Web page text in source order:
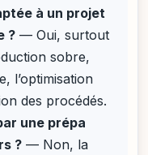
à un projet
? — Oui, surtout
sobre,
l’optimisation
des procédés.
une prépa
? — Non, la